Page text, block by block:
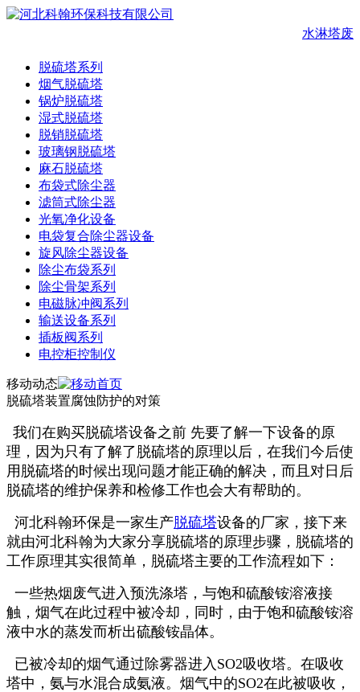
水淋塔废
脱硫塔系列
烟气脱硫塔
锅炉脱硫塔
湿式脱硫塔
脱销脱硫塔
玻璃钢脱硫塔
麻石脱硫塔
布袋式除尘器
滤筒式除尘器
光氧净化设备
电袋复合除尘器设备
旋风除尘器设备
除尘布袋系列
除尘骨架系列
电磁脉冲阀系列
输送设备系列
插板阀系列
电控柜控制仪
移动动态
脱硫塔装置腐蚀防护的对策
我们在购买脱硫塔设备之前 先要了解一下设备的原
理，因为只有了解了脱硫塔的原理以后，在我们今后使
用脱硫塔的时候出现问题才能正确的解决，而且对日后
脱硫塔的维护保养和检修工作也会大有帮助的。
河北科翰环保是一家生产脱硫塔设备的厂家，接下来
就由河北科翰为大家分享脱硫塔的原理步骤，脱硫塔的
工作原理其实很简单，脱硫塔主要的工作流程如下：
一些热烟废气进入预洗涤塔，与饱和硫酸铵溶液接
触，烟气在此过程中被冷却，同时，由于饱和硫酸铵溶
液中水的蒸发而析出硫酸铵晶体。
已被冷却的烟气通过除雾器进入SO2吸收塔。在吸收
塔中，氨与水混合成氨液。烟气中的SO2在此被吸收，